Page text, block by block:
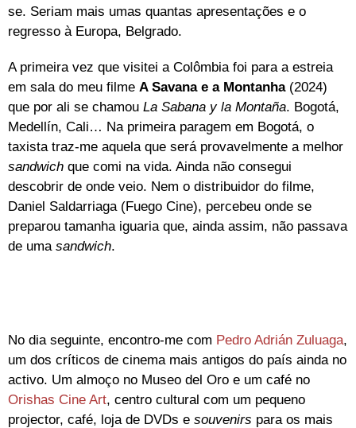
se. Seriam mais umas quantas apresentações e o
regresso à Europa, Belgrado.
A primeira vez que visitei a Colômbia foi para a estreia
em sala do meu filme A Savana e a Montanha(2024)
que por ali se chamou La Sabana y la Montaña. Bogotá,
Medellín, Cali… Na primeira paragem em Bogotá, o
taxista traz-me aquela que será provavelmente a melhor
sandwich que comi na vida. Ainda não consegui
descobrir de onde veio. Nem o distribuidor do filme,
Daniel Saldarriaga (Fuego Cine), percebeu onde se
preparou tamanha iguaria que, ainda assim, não passava
de uma sandwich.
No dia seguinte, encontro-me com Pedro Adrián Zuluaga,
um dos críticos de cinema mais antigos do país ainda no
activo. Um almoço no Museo del Oro e um café no
Orishas Cine Art, centro cultural com um pequeno
projector, café, loja de DVDs e souvenirs para os mais